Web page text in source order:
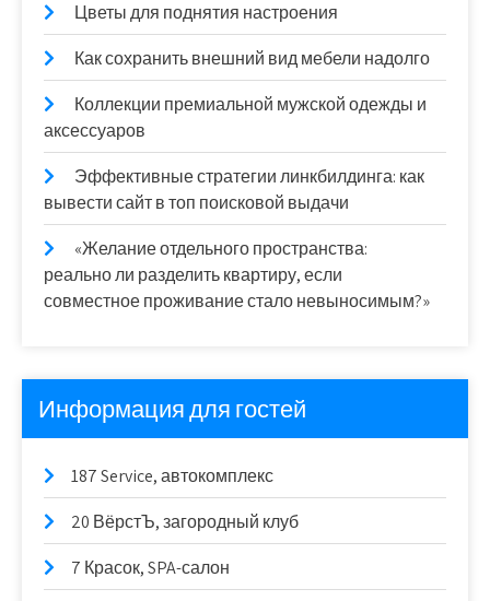
Цветы для поднятия настроения
Как сохранить внешний вид мебели надолго
Коллекции премиальной мужской одежды и
аксессуаров
Эффективные стратегии линкбилдинга: как
вывести сайт в топ поисковой выдачи
«Желание отдельного пространства:
реально ли разделить квартиру, если
совместное проживание стало невыносимым?»
Информация для гостей
187 Service, автокомплекс
20 ВёрстЪ, загородный клуб
7 Красок, SPA-салон